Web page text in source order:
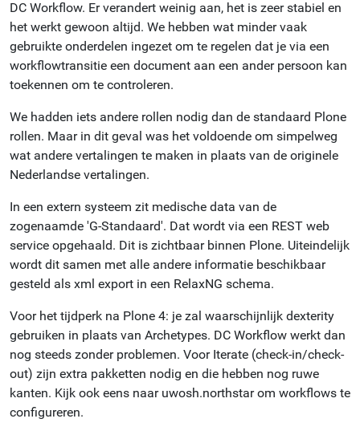
DC Workflow. Er verandert weinig aan, het is zeer stabiel en
het werkt gewoon altijd. We hebben wat minder vaak
gebruikte onderdelen ingezet om te regelen dat je via een
workflowtransitie een document aan een ander persoon kan
toekennen om te controleren.
We hadden iets andere rollen nodig dan de standaard Plone
rollen. Maar in dit geval was het voldoende om simpelweg
wat andere vertalingen te maken in plaats van de originele
Nederlandse vertalingen.
In een extern systeem zit medische data van de
zogenaamde 'G-Standaard'. Dat wordt via een REST web
service opgehaald. Dit is zichtbaar binnen Plone. Uiteindelijk
wordt dit samen met alle andere informatie beschikbaar
gesteld als xml export in een RelaxNG schema.
Voor het tijdperk na Plone 4: je zal waarschijnlijk dexterity
gebruiken in plaats van Archetypes. DC Workflow werkt dan
nog steeds zonder problemen. Voor Iterate (check-in/check-
out) zijn extra pakketten nodig en die hebben nog ruwe
kanten. Kijk ook eens naar uwosh.northstar om workflows te
configureren.